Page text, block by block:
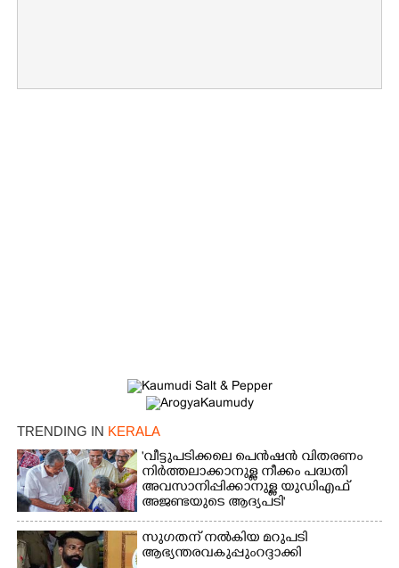
TRENDING IN KERALA
'വീട്ടുപടിക്കലെ പെൻഷൻ വിതരണം
നിർത്തലാക്കാനുള്ള നീക്കം പദ്ധതി
അവസാനിപ്പിക്കാനുള്ള യുഡിഎഫ്
അജണ്ടയുടെ ആദ്യപടി'
സുഗതന് നൽകിയ മറുപടി
ആഭ്യന്തരവകുപ്പും റദ്ദാക്കി